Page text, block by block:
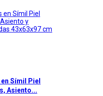
Símil Piel
Asiento...